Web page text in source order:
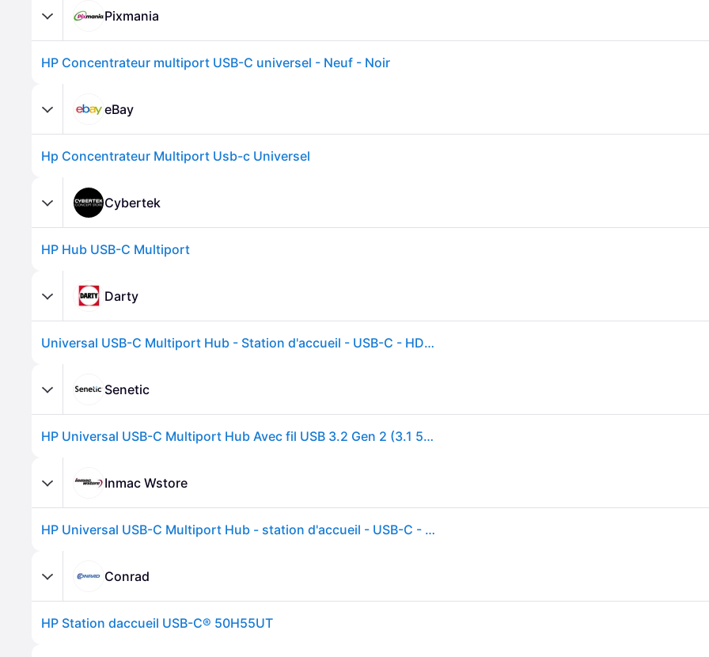
Pixmania
HP Concentrateur multiport USB-C universel - Neuf - Noir
eBay
Hp Concentrateur Multiport Usb-c Universel
Cybertek
HP Hub USB-C Multiport
Darty
Universal USB-C Multiport Hub - Station d'accueil - USB-C - HDMI, DP - Smart Buy - pour OMEN by HP Laptop 16; Victus by HP Laptop 15, 16; Laptop 14,
Senetic
HP Universal USB-C Multiport Hub Avec fil USB 3.2 Gen 2 (3.1 50H55UT
Inmac Wstore
HP Universal USB-C Multiport Hub - station d'accueil - USB-C - HDMI, DP
Conrad
HP Station daccueil USB-C® 50H55UT